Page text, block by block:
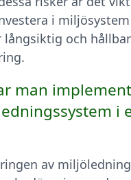
i
långsiktig och hållbar
man
i
av